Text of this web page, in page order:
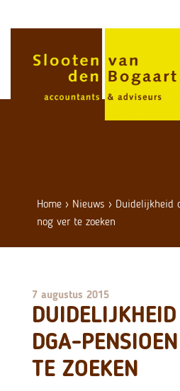
Home › Nieuws › Duidelijkheid
nog ver te zoeken
7 augustus 2015
DGA-
TE ZOEKEN